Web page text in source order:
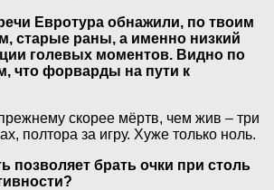
Евротура обнажили, по твоим
старые раны, а именно низкий
голевых моментов. Видно по
что форварды на пути к
скорее мёртв, чем жив – три
полтора за игру. Хуже только ноль.
позволяет брать очки при столь